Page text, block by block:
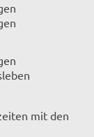
mit den